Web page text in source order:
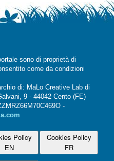
sono di proprietà di
come da condizioni
di: MaLo Creative Lab di
9 - 44042 Cento (FE)
-
Policy
EN
Cookies Policy
FR